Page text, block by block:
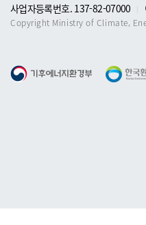
사업자등록번호. 137-82-07000
Copyright Ministry of Climate,